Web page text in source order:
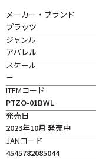
メーカー・ブランド
プラッツ
ジャンル
アパレル
スケール
－
ITEMコード
PTZO-01BWL
発売日
2023年10月 発売中
JANコード
4545782085044